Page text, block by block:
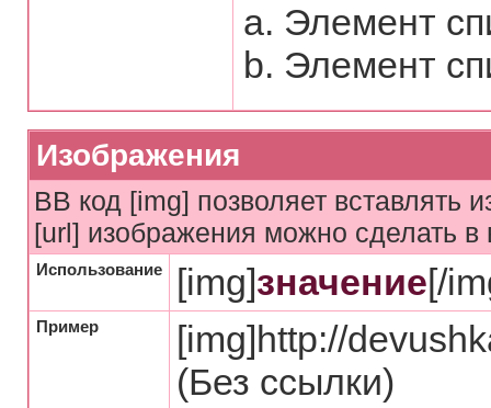
Элемент
Элемент
Изображения
BB код [img] позволяет
[url] изображения можно сделать в
Использование [img]значение[/
Пример
[img]http://
(Без ссылки)